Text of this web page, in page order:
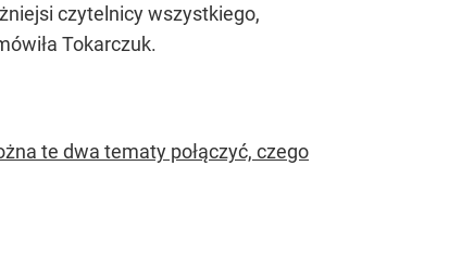
czytelnicy wszystkiego,
Tokarczuk.
te dwa tematy połączyć, czego